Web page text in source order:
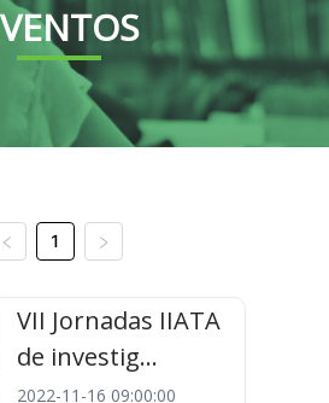
1
VII Jornadas IIATA
de investig...
2022-11-16 09:00:00